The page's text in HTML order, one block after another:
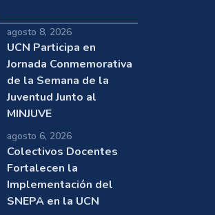
agosto 8, 2026
UCN Participa en
Jornada Conmemorativa
de la Semana de la
Juventud Junto al
MINJUVE
agosto 6, 2026
Colectivos Docentes
Fortalecen la
Implementación del
SNEPA en la UCN